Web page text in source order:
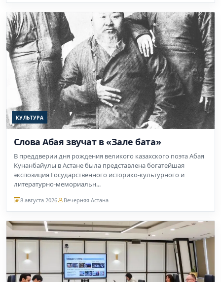
КУЛЬТУРА
Слова Абая звучат в «Зале бата»
В преддверии дня рождения великого казахского поэта Абая
Кунанбайулы в Астане была представлена богатейшая
экспозиция Государственного историко-культурного и
литературно-мемориальн...
8 августа 2026 Вечерняя Астана